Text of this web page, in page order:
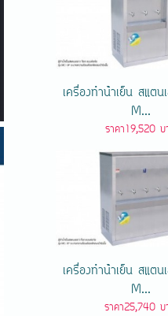
เครื่องทําน้ําเย็น สแต
M...
ราคา19,520 บ
เครื่องทําน้ําเย็น สแต
M...
ราคา25,740 บ